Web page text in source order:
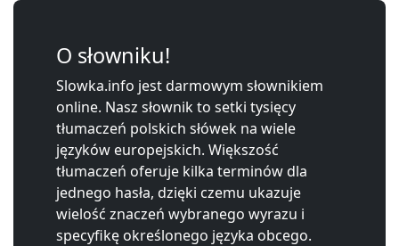
O słowniku!
Slowka.info jest darmowym słownikiem
online. Nasz słownik to setki tysięcy
tłumaczeń polskich słówek na wiele
języków europejskich. Większość
tłumaczeń oferuje kilka terminów dla
jednego hasła, dzięki czemu ukazuje
wielość znaczeń wybranego wyrazu i
specyfikę określonego języka obcego.